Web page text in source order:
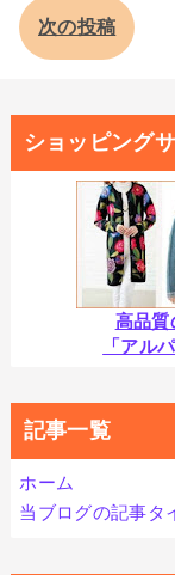
次の投稿
ショッピング
高品質
「アル
記事一覧
ホーム
当ブログの記事タ